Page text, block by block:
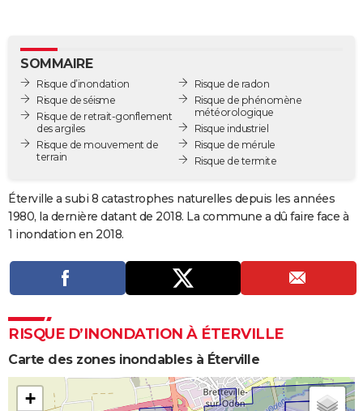
GUIDES D'ACHAT
BONS PLANS
CARTE DE VOEUX
Carte de Noël
Carte Bonne année
Carte Saint-Valentin
Carte Pâques
Carte d'anniversaire
DICTIONNAIRE
COPAINS D'AVANT
SOMMAIRE
Risque d’inondation
Risque de séisme
Risque de retrait-gonflement
des argiles
Risque de mouvement de
terrain
Risque de radon
Risque de phénomène
météorologique
Risque industriel
Risque de mérule
Risque de termite
Éterville a subi 8 catastrophes naturelles depuis les années
1980, la dernière datant de 2018. La commune a dû faire face à
1 inondation en 2018.
RISQUE D’INONDATION À ÉTERVILLE
Carte des zones inondables à Éterville
+